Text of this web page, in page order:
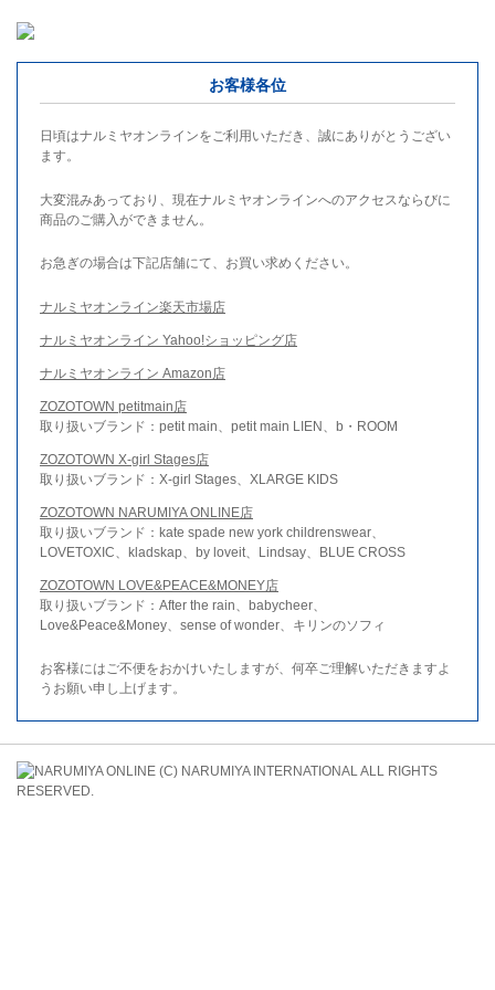
お客様各位
日頃はナルミヤオンラインをご利用いただき、誠にありがとうござい
ます。
大変混みあっており、現在ナルミヤオンラインへのアクセスならびに
商品のご購入ができません。
お急ぎの場合は下記店舗にて、お買い求めください。
ナルミヤオンライン楽天市場店
ナルミヤオンライン Yahoo!ショッピング店
ナルミヤオンライン Amazon店
ZOZOTOWN petitmain店
取り扱いブランド：petit main、petit main LIEN、b・ROOM
ZOZOTOWN X-girl Stages店
取り扱いブランド：X-girl Stages、XLARGE KIDS
ZOZOTOWN NARUMIYA ONLINE店
取り扱いブランド：kate spade new york childrenswear、
LOVETOXIC、kladskap、by loveit、Lindsay、BLUE CROSS
ZOZOTOWN LOVE&PEACE&MONEY店
取り扱いブランド：After the rain、babycheer、
Love&Peace&Money、sense of wonder、キリンのソフィ
お客様にはご不便をおかけいたしますが、何卒ご理解いただきますよ
うお願い申し上げます。